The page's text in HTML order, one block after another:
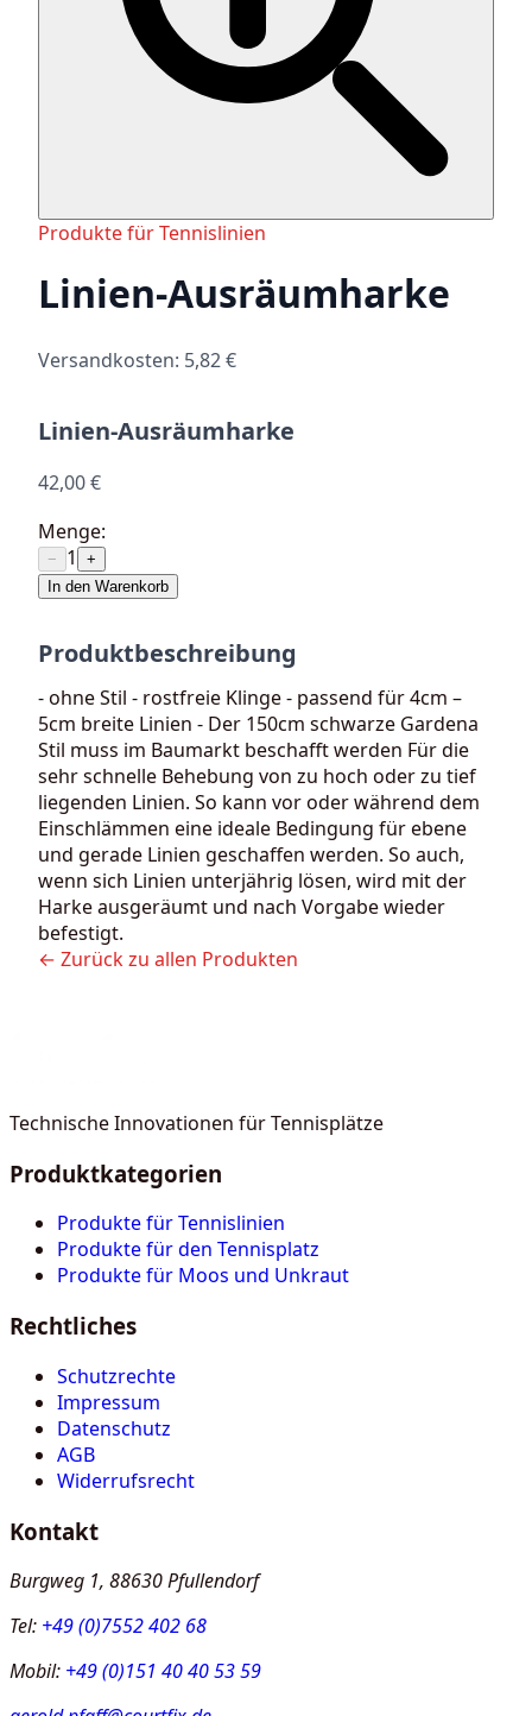
Produkte für Tennislinien
Linien-Ausräumharke
Versandkosten: 5,82 €
Linien-Ausräumharke
42,00 €
Menge:
− 1
+
In den Warenkorb
Produktbeschreibung
- ohne Stil - rostfreie Klinge - passend für 4cm –
5cm breite Linien - Der 150cm schwarze Gardena
Stil muss im Baumarkt beschafft werden Für die
sehr schnelle Behebung von zu hoch oder zu tief
liegenden Linien. So kann vor oder während dem
Einschlämmen eine ideale Bedingung für ebene
und gerade Linien geschaffen werden. So auch,
wenn sich Linien unterjährig lösen, wird mit der
Harke ausgeräumt und nach Vorgabe wieder
befestigt.
← Zurück zu allen Produkten
Technische Innovationen für Tennisplätze
Produktkategorien
Produkte für Tennislinien
Produkte für den Tennisplatz
Produkte für Moos und Unkraut
Rechtliches
Schutzrechte
Impressum
Datenschutz
AGB
Widerrufsrecht
Kontakt
Burgweg 1, 88630 Pfullendorf
Tel: +49 (0)7552 402 68
Mobil: +49 (0)151 40 40 53 59